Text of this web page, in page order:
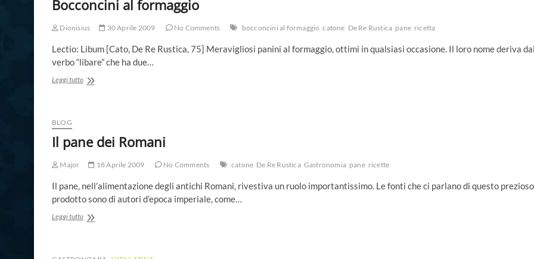
Bocconcini al formaggio
Dionisius 30 Aprile 2009 No Comments bocconcini al formaggio catone De Re Rustica pane ricetta
Lectio: Libum [Cato, De Re Rustica, 75] Meravigliosi panini al formaggio, ottimi in qualsiasi occasione. Il loro nome deriva
verbo “libare” che ha due…
Leggi tuttoBocconcini
BLOG
Il pane dei Romani
Major 18 Aprile 2009 No Comments catone De Re Rustica Gastronomia pane ricette
Il pane, nell’alimentazione degli antichi Romani, rivestiva un ruolo importantissimo. Le fonti che ci parlano di questo prezioso
prodotto sono di autori d’epoca imperiale, come…
Leggi tuttoIl